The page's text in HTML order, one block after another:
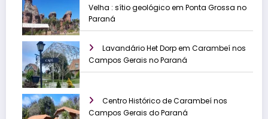
Velha : sítio geológico em Ponta Grossa no
Paraná
Lavandário Het Dorp em Carambeí nos
Campos Gerais no Paraná
Centro Histórico de Carambeí nos
Campos Gerais do Paraná